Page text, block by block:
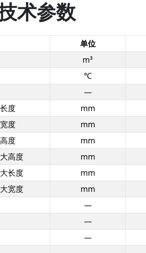
术参数
单位
m³
℃
—
长度 mm
宽度
mm
高度
mm
高度 mm
长度
mm
宽度
mm
—
—
—